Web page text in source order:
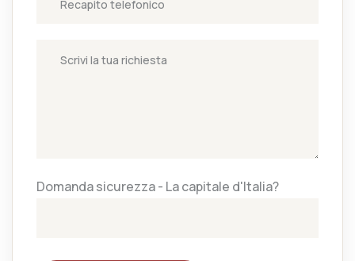
Domanda sicurezza - La capitale d'Italia?